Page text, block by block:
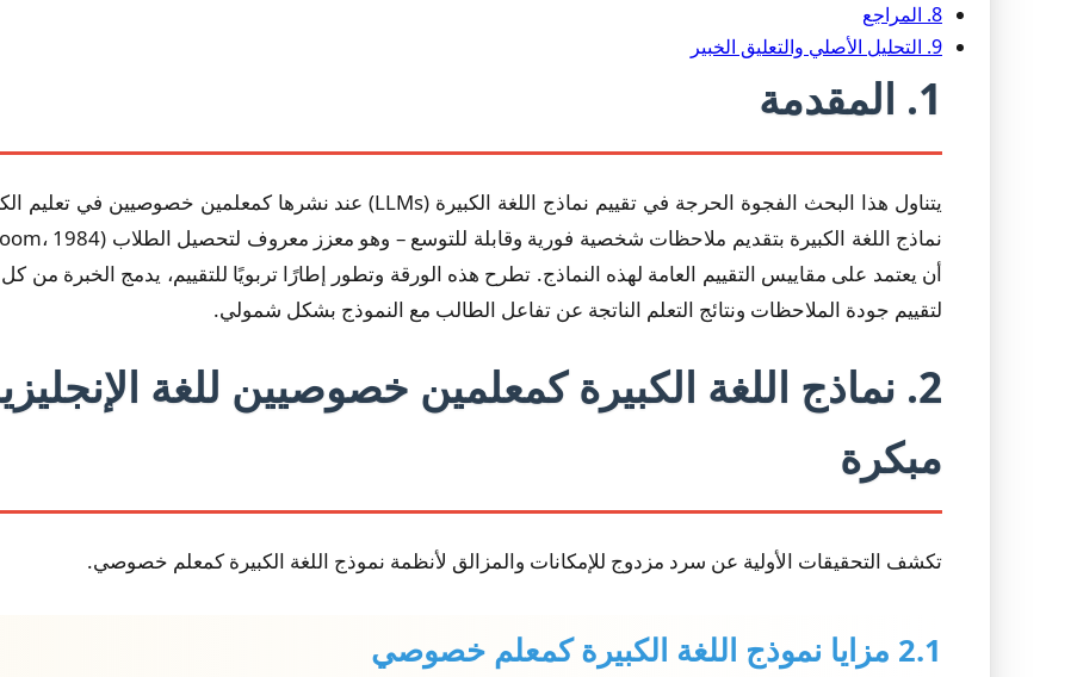
8. المراجع
9. التحليل الأصلي والتعليق الخبير
1. المقدمة
أن يعتمد على مقاييس التقييم العامة لهذه النماذج. تطرح هذه الورقة وتطور إطارًا تربويًا للتقييم، يدمج الخبرة من
لتقييم جودة الملاحظات ونتائج التعلم الناتجة عن تفاعل الطالب مع النموذج بشكل شمولي.
2. نماذج اللغة الكبيرة كمعلمين خصوصيين للغة
مبكرة
تكشف التحقيقات الأولية عن سرد مزدوج للإمكانات والمزالق لأنظمة نموذج اللغة الكبيرة كمعلم خصوصي.
2.1 مزايا نموذج اللغة الكبيرة كمعلم خصوصي